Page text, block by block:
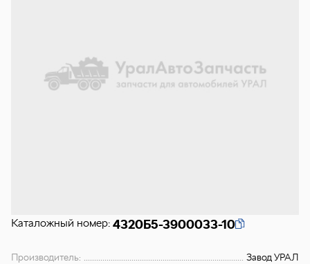
Каталожный номер: 4320Б5-3900033-10
Производитель:
Завод УРАЛ